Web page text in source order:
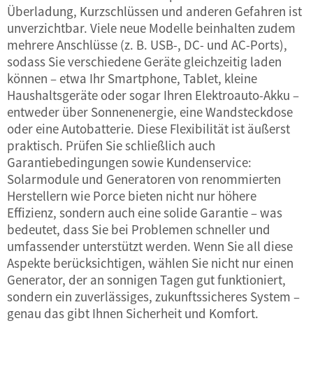
Überladung, Kurzschlüssen und anderen Gefahren ist
unverzichtbar. Viele neue Modelle beinhalten zudem
mehrere Anschlüsse (z. B. USB-, DC- und AC-Ports),
sodass Sie verschiedene Geräte gleichzeitig laden
können – etwa Ihr Smartphone, Tablet, kleine
Haushaltsgeräte oder sogar Ihren Elektroauto-Akku –
entweder über Sonnenenergie, eine Wandsteckdose
oder eine Autobatterie. Diese Flexibilität ist äußerst
praktisch. Prüfen Sie schließlich auch
Garantiebedingungen sowie Kundenservice:
Solarmodule und Generatoren von renommierten
Herstellern wie Porce bieten nicht nur höhere
Effizienz, sondern auch eine solide Garantie – was
bedeutet, dass Sie bei Problemen schneller und
umfassender unterstützt werden. Wenn Sie all diese
Aspekte berücksichtigen, wählen Sie nicht nur einen
Generator, der an sonnigen Tagen gut funktioniert,
sondern ein zuverlässiges, zukunftssicheres System –
genau das gibt Ihnen Sicherheit und Komfort.